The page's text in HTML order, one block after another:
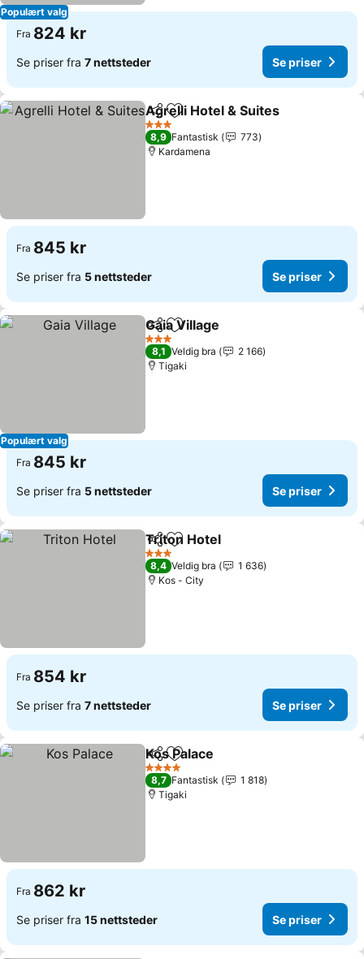
Populært valg
Fra 824 kr
Se priser fra 7 nettsteder Se priser
Del Legg til i favoritter
Agrelli Hotel & Suites
3 Stjerner
8,9 Fantastisk
773
Kardamena
Fra 845 kr
Se priser fra 5 nettsteder Se priser
Populært valg
Del Legg til i favoritter
Gaia Village
3 Stjerner
8,1 Veldig bra
2 166
Tigaki
Fra 845 kr
Se priser fra 5 nettsteder Se priser
Del Legg til i favoritter
Triton Hotel
3 Stjerner
8,4 Veldig bra
1 636
Kos - City
Fra 854 kr
Se priser fra 7 nettsteder Se priser
Del Legg til i favoritter
Kos Palace
4 Stjerner
8,7 Fantastisk
1 818
Tigaki
Fra 862 kr
Se priser fra 15 nettsteder Se priser